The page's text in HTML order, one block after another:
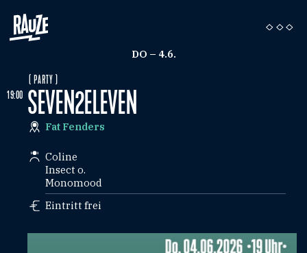
DO – 4.6.
19:00
( PARTY )
SEVEN2ELEVEN
Fat Fenders
Coline
Insect o.
Monomood
Eintritt frei